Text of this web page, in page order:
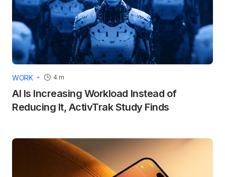
WORK 4 m
AI Is Increasing Workload Instead of
Reducing It, ActivTrak Study Finds